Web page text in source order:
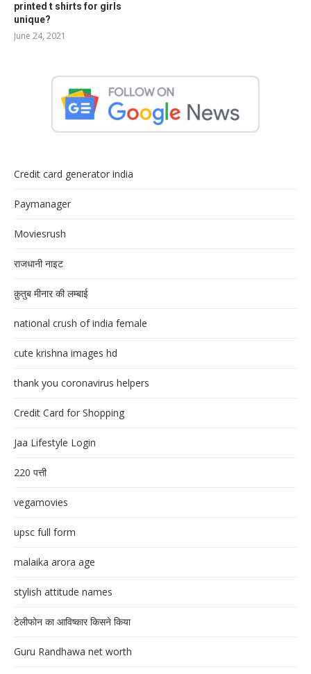
printed t shirts for girls
unique?
June 24, 2021
Credit card generator india
Paymanager
Moviesrush
राजधानी नाइट
क़ुतुब मीनार की लम्बाई
national crush of india female
cute krishna images hd
thank you coronavirus helpers
Credit Card for Shopping
Jaa Lifestyle Login
220 पत्ती
vegamovies
upsc full form
malaika arora age
stylish attitude names
टेलीफोन का आविष्कार किसने किया
Guru Randhawa net worth